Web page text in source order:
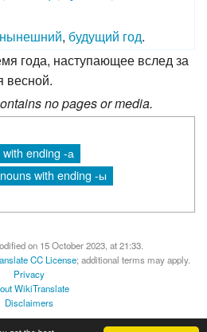
нынешний, будущий год.
года, наступающее вслед за
весной.
no pages or media.
ending -а
with ending -ы
on 15 October 2023, at 21:33.
CC License; additional terms may apply.
Privacy
WikiTranslate
Disclaimers